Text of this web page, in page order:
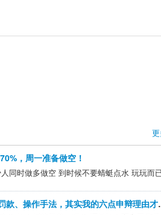
，周一准备做空！
同时做多做空 到时候不要蜻蜓点水 玩玩而
大家关心的只